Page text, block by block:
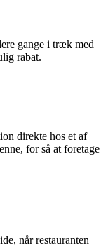
gange i træk med
rabat.
direkte hos et af
for så at foretage
når restauranten